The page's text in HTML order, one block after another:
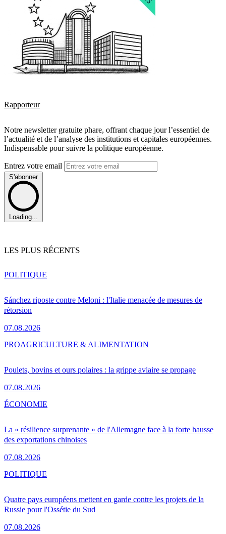
Rapporteur
Notre newsletter gratuite phare, offrant chaque jour l’essentiel de
l’actualité et de l’analyse des institutions et capitales européennes.
Indispensable pour suivre la politique européenne.
Entrez votre email
S'abonner
Loading...
LES PLUS RÉCENTS
Sánchez riposte contre Meloni : l'Italie menacée de mesures de
rétorsion
07.08.2026
POLITIQUE
Poulets, bovins et ours polaires : la grippe aviaire se propage
07.08.2026
PROAGRICULTURE & ALIMENTATION
La « résilience surprenante » de l'Allemagne face à la forte hausse
des exportations chinoises
07.08.2026
ÉCONOMIE
Quatre pays européens mettent en garde contre les projets de la
Russie pour l'Ossétie du Sud
07.08.2026
POLITIQUE